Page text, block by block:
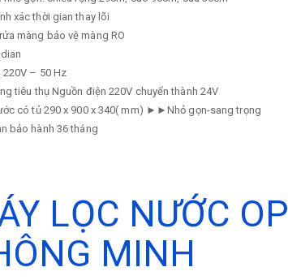
xác thời gian thay lõi
màng bảo vệ màng RO
220V – 50 Hz
tiêu thụ Nguồn điện 220V chuyển thành 24V
có tủ 290 x 900 x 340( mm) ►►Nhỏ gọn-sang trọng
bảo hành 36 tháng
LỌC NƯỚC
MINH